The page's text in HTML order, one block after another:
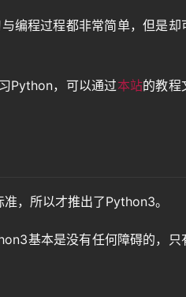
编程过程都非常简单，但是却
Python，可以通过本站的教程
，所以才推出了Python3。
基本是没有任何障碍的，只